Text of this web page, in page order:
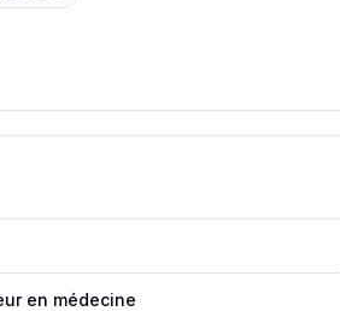
en médecine